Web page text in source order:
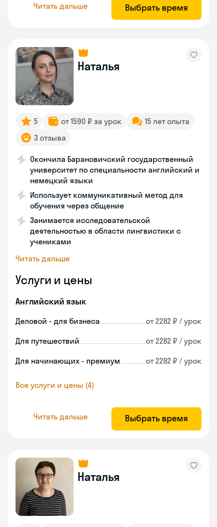
Читать дальше Выбрать время
Наталья
5 от 1590 ₽ за урок
15 лет опыта
3 отзыва
Окончила Барановичский государственный
университет по специальности английский и
немецкий языки
Использует коммуникативный метод для
обучения через общение
Занимается исследовательской
деятельностью в области лингвистики с
учениками
Читать дальше
Услуги и цены
Английский язык
Деловой - для бизнеса от 2282 ₽ / урок
Для путешествий от 2282 ₽ / урок
Для начинающих - премиум от 2282 ₽ / урок
Все услуги и цены (4)
Читать дальше Выбрать время
Наталья